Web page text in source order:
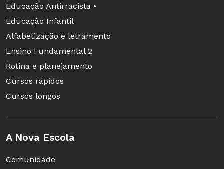
Educação Antirracista •
Educação Infantil
Alfabetização e letramento
Ensino Fundamental 2
Rotina e planejamento
Cursos rápidos
Cursos longos
A Nova Escola
Comunidade